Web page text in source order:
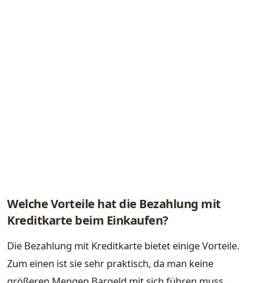
Welche Vorteile hat die Bezahlung mit
Kreditkarte beim Einkaufen?
Die Bezahlung mit Kreditkarte bietet einige Vorteile.
Zum einen ist sie sehr praktisch, da man keine